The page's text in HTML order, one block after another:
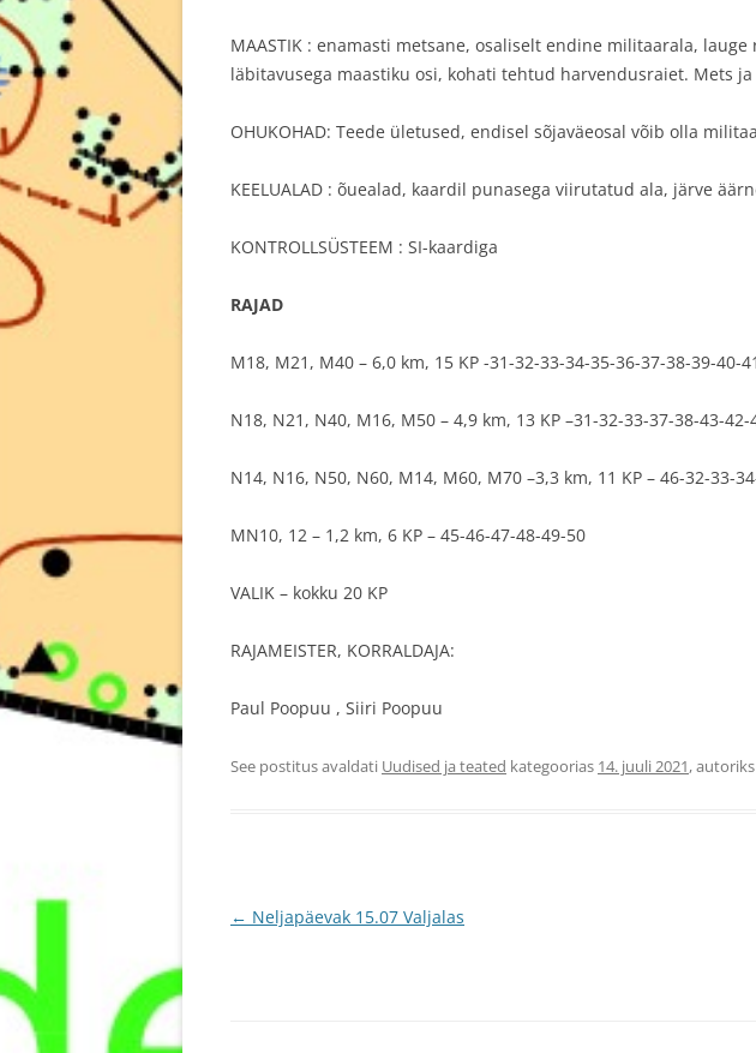
MAASTIK : enamasti metsane, osaliselt endine militaarala,
läbitavusega maastiku osi, kohati tehtud harvendusraiet. Mets
OHUKOHAD: Teede ületused, endisel sõjaväeosal võib olla
KEELUALAD : õuealad, kaardil punasega viirutatud ala, järve
KONTROLLSÜSTEEM : SI-kaardiga
RAJAD
M18, M21, M40 – 6,0 km, 15 KP -31-32-33-34-35-36-37-38-39-40-
N18, N21, N40, M16, M50 – 4,9 km, 13 KP –31-32-33-37-38-43-
N14, N16, N50, N60, M14, M60, M70 –3,3 km, 11 KP – 46-32-33-
MN10, 12 – 1,2 km, 6 KP – 45-46-47-48-49-50
VALIK – kokku 20 KP
RAJAMEISTER, KORRALDAJA:
Paul Poopuu , Siiri Poopuu
See postitus avaldati Uudised ja teated kategoorias 14. juuli 2021, autoriks
Postituste
← Neljapäevak 15.07 Valjalas